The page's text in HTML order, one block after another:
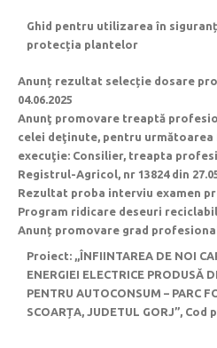
Ghid pentru utilizarea în
protecția plantelor
Anunț rezultat selecție dosare
04.06.2025
Anunţ promovare treaptă
celei deţinute, pentru
execuţie: Consilier, treapta
Registrul-Agricol, nr 13824 din
Rezultat proba interviu examen
Program ridicare deseuri
Anunț promovare grad
Proiect: ,,ÎNFIINTAREA DE NOI
ENERGIEI ELECTRICE PRODUSĂ
PENTRU AUTOCONSUM – PARC
SCOARȚA, JUDETUL GORJ”, Cod